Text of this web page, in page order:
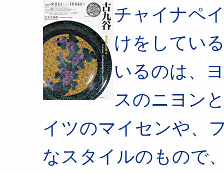
チャイナペ
けをしてい
いるのは、
スのニヨン
イツのマイセンや、
なスタイルのもので